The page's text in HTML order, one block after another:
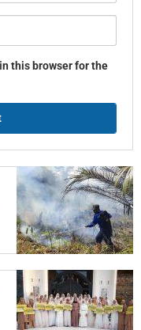
this browser for the